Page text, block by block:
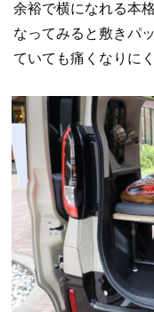
余裕で横になれる本
なってみると敷きパ
ていても痛くなりに